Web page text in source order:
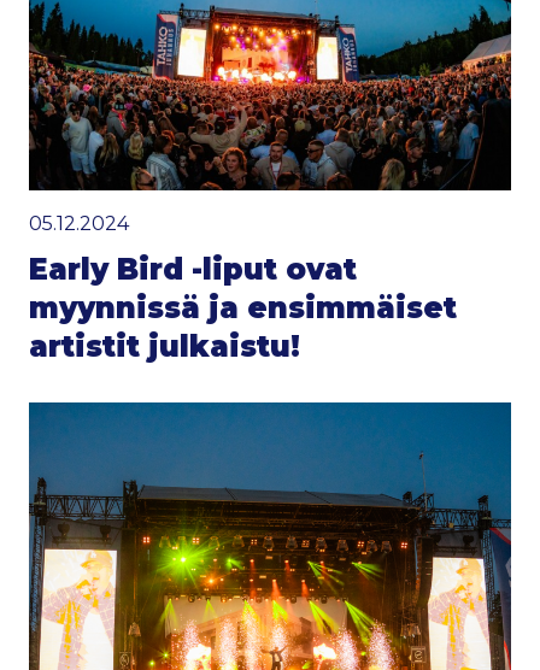
05.12.2024
Early Bird -liput ovat
myynnissä ja ensimmäiset
artistit julkaistu!